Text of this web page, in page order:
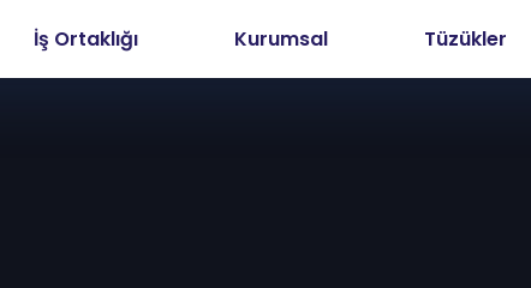
İş Ortaklığı Kurumsal Tüzükler